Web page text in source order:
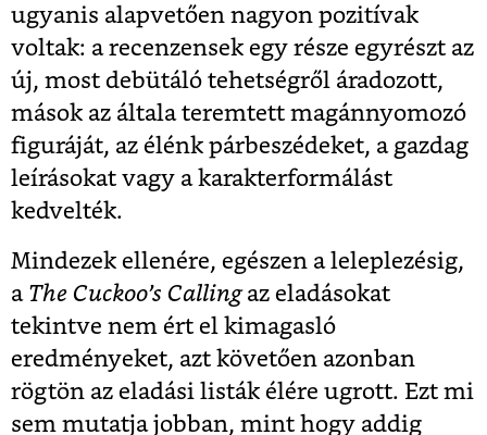
ugyanis alapvetően nagyon pozitívak
voltak: a recenzensek egy része egyrészt az
új, most debütáló tehetségről áradozott,
mások az általa teremtett magánnyomozó
figuráját, az élénk párbeszédeket, a gazdag
leírásokat vagy a karakterformálást
kedvelték.
Mindezek ellenére, egészen a leleplezésig,
a The Cuckoo’s Callingaz eladásokat
tekintve nem ért el kimagasló
eredményeket, azt követően azonban
rögtön az eladási listák élére ugrott. Ezt mi
sem mutatja jobban, mint hogy addig